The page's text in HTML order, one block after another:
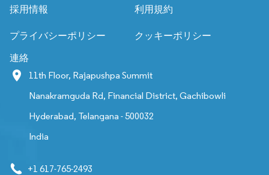
採用情報 利用規約
プライバシーポリシー クッキーポリシー
連絡
11th Floor, Rajapushpa Summit
Nanakramguda Rd, Financial District, Gachibowli
Hyderabad, Telangana - 500032
India
+1 617-765-2493